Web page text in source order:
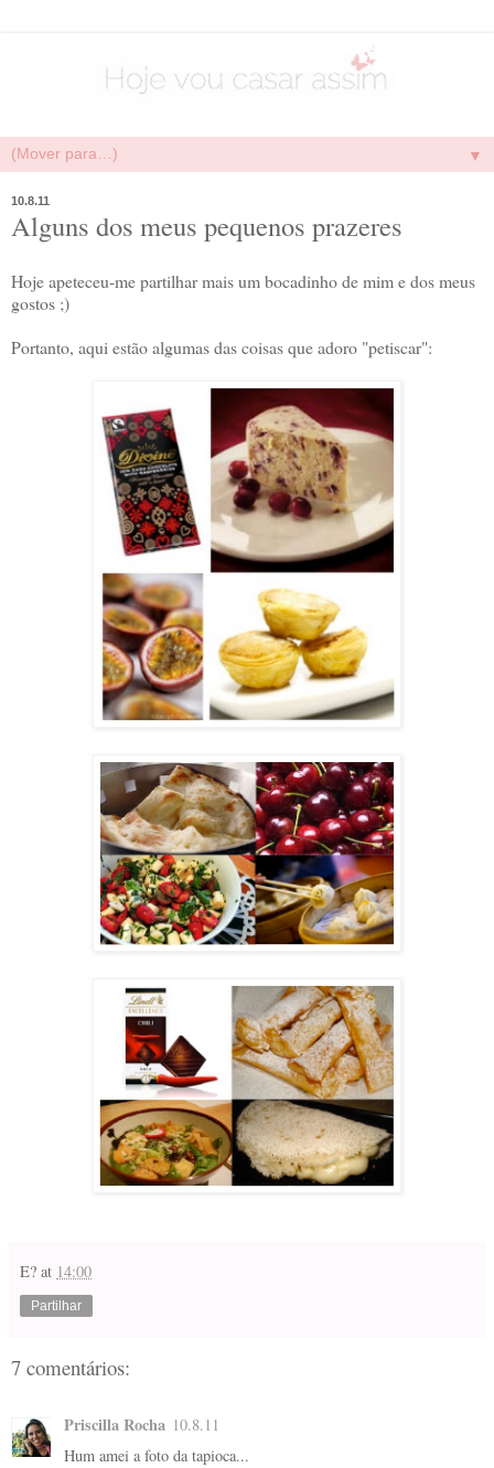
▼
10.8.11
Alguns dos meus pequenos prazeres
Hoje apeteceu-me partilhar mais um bocadinho de mim e dos meus
gostos ;)
Portanto, aqui estão algumas das coisas que adoro "petiscar":
E? at 14:00
Partilhar
7 comentários:
Priscilla Rocha 10.8.11
Hum amei a foto da tapioca...